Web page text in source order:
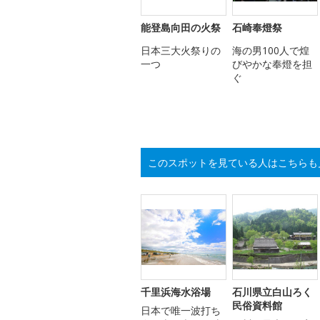
能登島向田の火祭
日本三大火祭りの
一つ
石崎奉燈祭
海の男100人で煌
びやかな奉燈を担
ぐ
このスポットを見ている人はこちら
千里浜海水浴場
日本で唯一波打ち
石川県立白山ろく
民俗資料館